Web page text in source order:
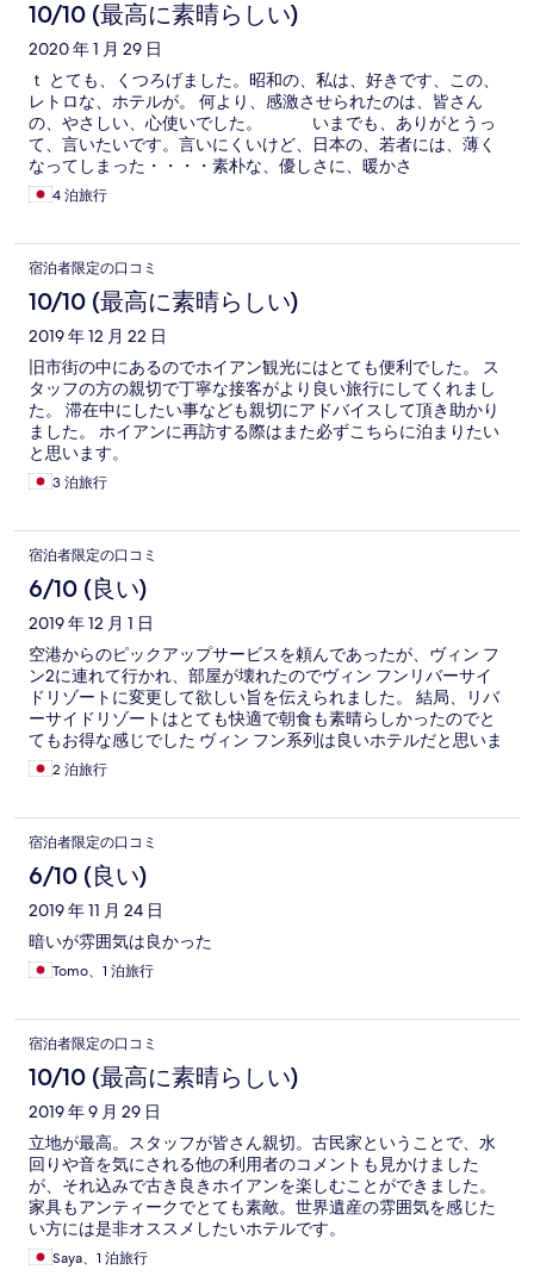
10/10 (最高に素晴らしい)
2020 年 1 月 29 日
ｔ とても、くつろげました。昭和の、私は、好きです、この、
レトロな、ホテルが。 何より、感激させられたのは、皆さん
の、やさしい、心使いでした。 いまでも、ありがとうっ
て、言いたいです。言いにくいけど、日本の、若者には、薄く
なってしまった・・・・素朴な、優しさに、暖かさ
に、・・・・４泊しましたが、また、行きますよ。 Thuy
ミス、 フィ＿さんです。どなたか、この方に、よろしく。 お
4 泊旅行
宿泊者限定の口コミ
10/10 (最高に素晴らしい)
2019 年 12 月 22 日
旧市街の中にあるのでホイアン観光にはとても便利でした。 ス
タッフの方の親切で丁寧な接客がより良い旅行にしてくれまし
た。 滞在中にしたい事なども親切にアドバイスして頂き助かり
ました。 ホイアンに再訪する際はまた必ずこちらに泊まりたい
と思います。
3 泊旅行
宿泊者限定の口コミ
6/10 (良い)
2019 年 12 月 1 日
空港からのピックアップサービスを頼んであったが、ヴィン フ
ン2に連れて行かれ、部屋が壊れたのでヴィン フンリバーサイ
ドリゾートに変更して欲しい旨を伝えられました。 結局、リバ
ーサイドリゾートはとても快適で朝食も素晴らしかったのでと
てもお得な感じでした ヴィン フン系列は良いホテルだと思いま
す。2 泊旅行
宿泊者限定の口コミ
6/10 (良い)
2019 年 11 月 24 日
暗いが雰囲気は良かった
Tomo、1 泊旅行
宿泊者限定の口コミ
10/10 (最高に素晴らしい)
2019 年 9 月 29 日
立地が最高。スタッフが皆さん親切。古民家ということで、水
回りや音を気にされる他の利用者のコメントも見かけました
が、それ込みで古き良きホイアンを楽しむことができました。
家具もアンティークでとても素敵。世界遺産の雰囲気を感じた
い方には是非オススメしたいホテルです。
Saya、1 泊旅行